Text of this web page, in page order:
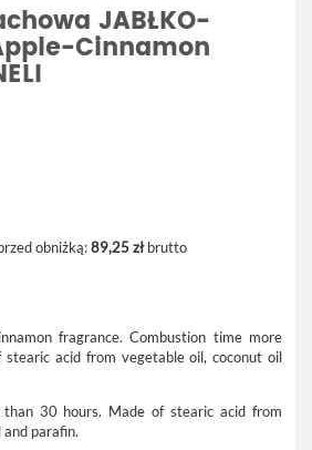
JABŁKO-
Cinnamon
obniżką:89,25 złbrutto
fragrance. Combustion time more
acid from vegetable oil, coconut oil
30 hours. Made of stearic acid from
parafin.